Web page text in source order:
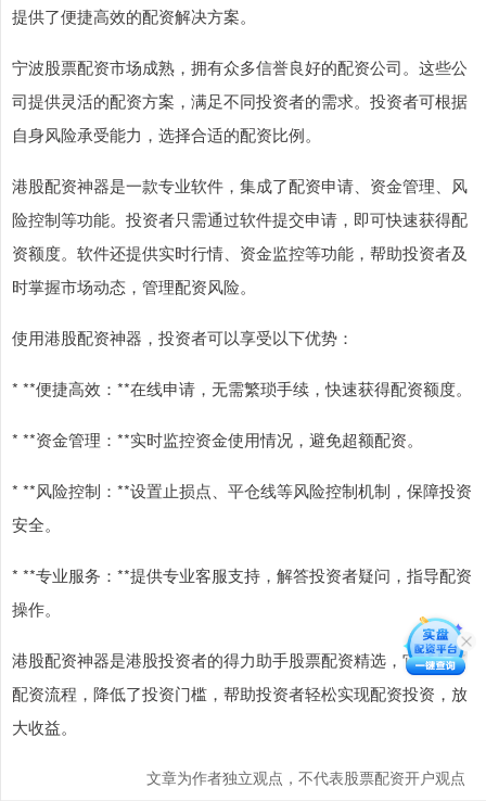
提供了便捷高效的配资解决方案。
宁波股票配资市场成熟，拥有众多信誉良好的配资公司。这些公
司提供灵活的配资方案，满足不同投资者的需求。投资者可根据
自身风险承受能力，选择合适的配资比例。
港股配资神器是一款专业软件，集成了配资申请、资金管理、风
险控制等功能。投资者只需通过软件提交申请，即可快速获得配
资额度。软件还提供实时行情、资金监控等功能，帮助投资者及
时掌握市场动态，管理配资风险。
使用港股配资神器，投资者可以享受以下优势：
* **便捷高效：**在线申请，无需繁琐手续，快速获得配资额度。
* **资金管理：**实时监控资金使用情况，避免超额配资。
* **风险控制：**设置止损点、平仓线等风险控制机制，保障投资
安全。
* **专业服务：**提供专业客服支持，解答投资者疑问，指导配资
操作。
港股配资神器是港股投资者的得力助手股票配资精选，它简化了
配资流程，降低了投资门槛，帮助投资者轻松实现配资投资，放
大收益。
文章为作者独立观点，不代表股票配资开户观点